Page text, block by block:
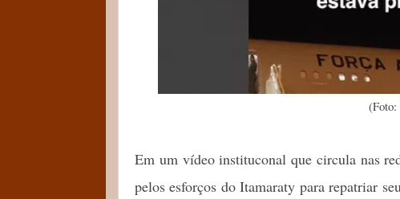
(Foto:
Em um vídeo instituconal que circula nas
pelos esforços do Itamaraty para repatriar